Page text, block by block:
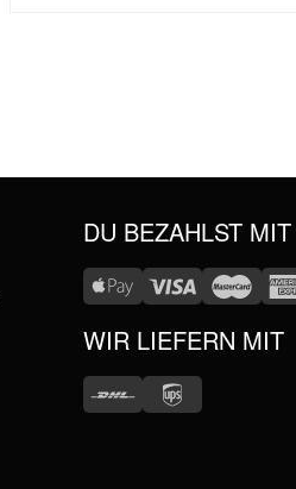
DU BEZAHLST MIT
WIR LIEFERN MIT